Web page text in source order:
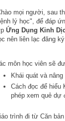
mọi người, sau
lý học", để đáp
Ứng Dụng Kinh
nên liên lạc đăng ký
môn học viên sẽ
Khái quát và
Cách đọc để hiểu
phép xem quẻ dự
trình đi từ Căn